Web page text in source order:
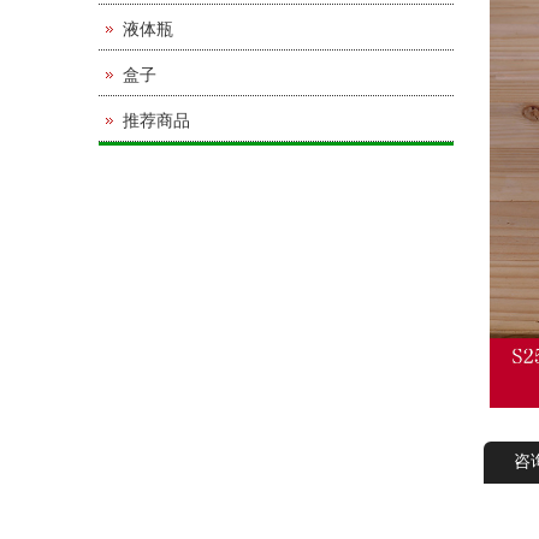
液体瓶
盒子
推荐商品
咨